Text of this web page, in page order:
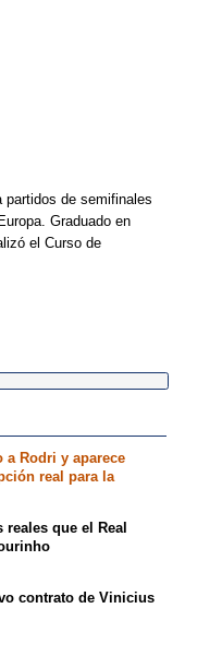
partidos de semifinales
Graduado en
el Curso de
a Rodri y aparece
real para la
que el Real
contrato de Vinicius